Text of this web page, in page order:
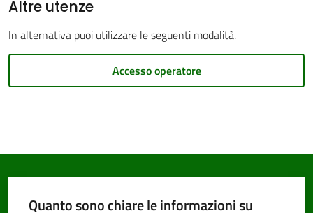
Servizi
on-
Seguici
Altre utenze
In alternativa puoi utilizzare le seguenti modalità.
Accesso operatore
Quanto sono chiare le informazioni su